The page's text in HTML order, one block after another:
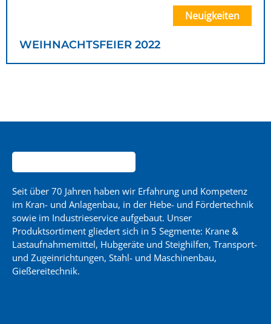
WEIHNACHTSFEIER 2022
Neuigkeiten
Seit über 70 Jahren haben wir Erfahrung und Kompetenz
im Kran- und Anlagenbau, in der Hebe- und Fördertechnik
sowie im Industrieservice aufgebaut. Unser
Produktsortiment gliedert sich in 5 Segmente: Krane &
Lastaufnahmemittel, Hubgeräte und Steighilfen, Transport-
und Zugeinrichtungen, Stahl- und Maschinenbau,
Gießereitechnik.